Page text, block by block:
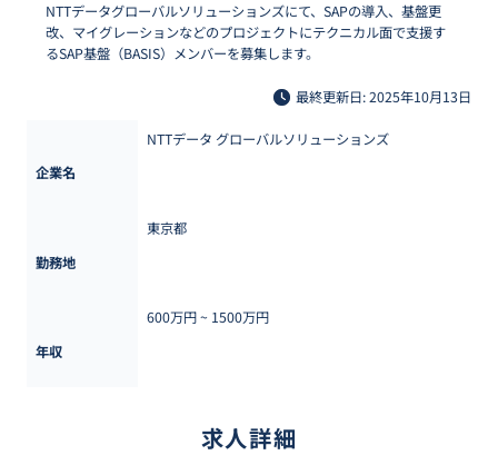
NTTデータグローバルソリューションズにて、SAPの導入、基盤更
改、マイグレーションなどのプロジェクトにテクニカル面で支援す
るSAP基盤（BASIS）メンバーを募集します。
最終更新日: 2025年10月13日
企業名
NTTデータ グローバルソリューションズ
勤務地
東京都
年収
600万円 ~ 1500万円
求人詳細